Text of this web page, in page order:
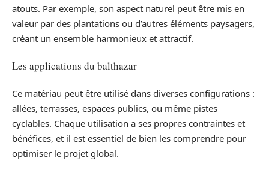
atouts. Par exemple, son aspect naturel peut être mis en
valeur par des plantations ou d’autres éléments paysagers,
créant un ensemble harmonieux et attractif.
Les applications du balthazar
Ce matériau peut être utilisé dans diverses configurations :
allées, terrasses, espaces publics, ou même pistes
cyclables. Chaque utilisation a ses propres contraintes et
bénéfices, et il est essentiel de bien les comprendre pour
optimiser le projet global.